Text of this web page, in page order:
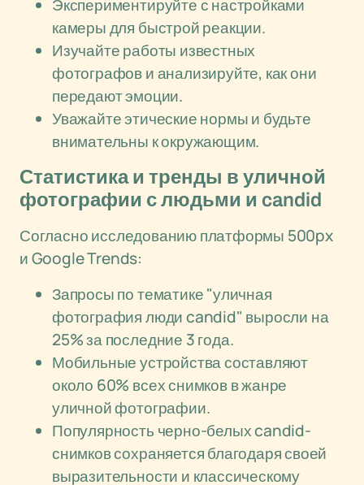
Экспериментируйте с настройками
камеры для быстрой реакции.
Изучайте работы известных
фотографов и анализируйте, как они
передают эмоции.
Уважайте этические нормы и будьте
внимательны к окружающим.
Статистика и тренды в уличной
фотографии с людьми и candid
Согласно исследованию платформы 500px
и Google Trends:
Запросы по тематике "уличная
фотография люди candid" выросли на
25% за последние 3 года.
Мобильные устройства составляют
около 60% всех снимков в жанре
уличной фотографии.
Популярность черно-белых candid-
снимков сохраняется благодаря своей
выразительности и классическому